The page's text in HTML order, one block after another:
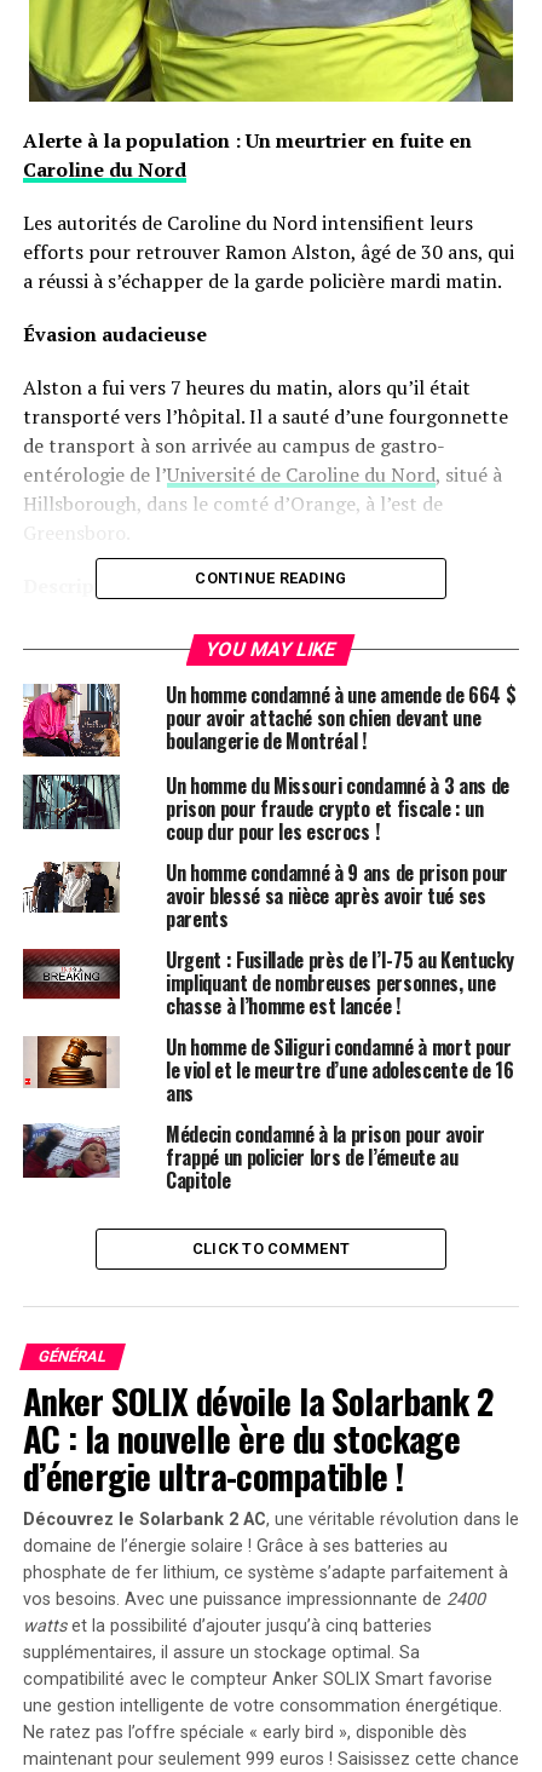
Alerte à la population : Un meurtrier en fuite en
Caroline du Nord
Les autorités de Caroline du Nord intensifient leurs
efforts pour retrouver Ramon Alston, âgé de 30 ans, qui
a réussi à s’échapper de la garde policière mardi matin.
Évasion audacieuse
Alston a fui vers 7 heures du matin, alors qu’il était
transporté vers l’hôpital. Il a sauté d’une fourgonnette
de transport à son arrivée au campus de gastro-
entérologie de l’Université de Caroline du Nord, situé à
Hillsborough, dans le comté d’Orange, à l’est de
Description et derniers repères
Le fugitif était vêtu d’un t-shirt gris, de pantalons
marron et de chaussures de sport blanches de la marque
New Balance. Il était menotté avec des chaînes au
niveau de la taille. À ce jour, sa localisation reste
inconnue, mais les autorités pensent qu’il s’est dirigé
vers le nord de l’hôpital.
Récompense pour des informations
Pour toute information menant à sa capture, une
récompense de 25 000 dollars a été mise en place. Ce
montant a été augmenté à 35 000 dollars grâce à une
contribution de 10 000 dollars de la part des Marshals
américains.
Un individu imprévisible
corrections pour adultes de l’État, a déclaré lors d’une
conférence de presse que « c’est un individu
imprévisible ». Il a ajouté que les autorités ne savaient
pas quelles actions il pourrait entreprendre, le
qualifiant de potentiellement dangereux.
Un passé criminel lourd
Ramon Alston purge actuellement une peine de
réclusion à perpétuité à l’établissement correctionnel
de Bertie, après avoir été reconnu coupable de meurtre
au premier degré en 2018. Ce verdict faisait suite à la
tragédie survenue trois ans plus tôt, où il avait tué
Maleah Williams, une fillette d’un an, qui avait été
touchée par une balle perdue alors qu’elle jouait.
Une recherche active en cours
Plus de 114 agents des forces de l’ordre, à la fois locaux,
étatiques et fédéraux, ont été mobilisés pour fouiller
une zone de 760 acres, poursuivant leurs efforts jusqu’à
tard dans la nuit de mardi et le lendemain. Kirby
Saunders, directeur des services d’urgence du comté
CONTINUE READING
YOU MAY LIKE
Un homme condamné à une amende de 664 $
pour avoir attaché son chien devant une
boulangerie de Montréal !
Un homme du Missouri condamné à 3 ans de
prison pour fraude crypto et fiscale : un
coup dur pour les escrocs !
Un homme condamné à 9 ans de prison pour
avoir blessé sa nièce après avoir tué ses
parents
Urgent : Fusillade près de l’I-75 au Kentucky
impliquant de nombreuses personnes, une
chasse à l’homme est lancée !
Un homme de Siliguri condamné à mort pour
le viol et le meurtre d’une adolescente de 16
ans
Médecin condamné à la prison pour avoir
frappé un policier lors de l’émeute au
Capitole
CLICK TO COMMENT
GÉNÉRAL
Anker SOLIX dévoile la Solarbank 2
AC : la nouvelle ère du stockage
d’énergie ultra-compatible !
Découvrez le Solarbank 2 AC, une véritable révolution dans le
domaine de l’énergie solaire ! Grâce à ses batteries au
phosphate de fer lithium, ce système s’adapte parfaitement à
vos besoins. Avec une puissance impressionnante de 2400
wattset la possibilité d’ajouter jusqu’à cinq batteries
supplémentaires, il assure un stockage optimal. Sa
compatibilité avec le compteur Anker SOLIX Smart favorise
une gestion intelligente de votre consommation énergétique.
Ne ratez pas l’offre spéciale « early bird », disponible dès
maintenant pour seulement 999 euros ! Saisissez cette chance